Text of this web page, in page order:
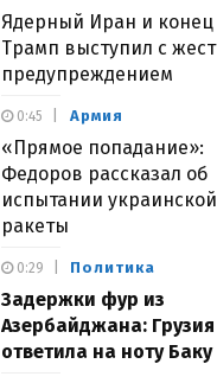
Ядерный Иран и
Трамп выступил с
предупреждением
Армия
«Прямое попадание»:
Федоров рассказал об
испытании украинской
ракеты
0:45
Политика
Задержки фур из
Азербайджана: Грузия
ответила на ноту Баку
0:29